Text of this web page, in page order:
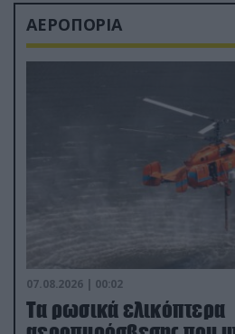
ΑΕΡΟΠΟΡΙΑ
07.08.2026 | 00:02
Τα ρωσικά ελικόπτερα